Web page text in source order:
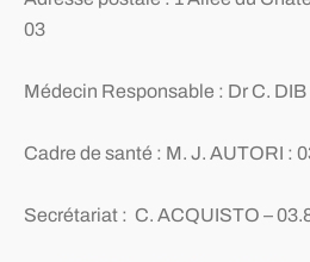
03
Médecin Responsable : Dr C. DIB
Cadre de santé : M. J. AUTORI :
Secrétariat : C. ACQUISTO –